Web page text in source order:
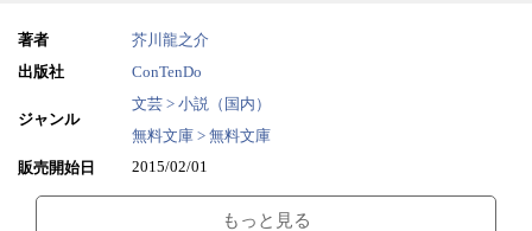
著者
芥川龍之介
出版社
ConTenDo
ジャンル
文芸 > 小説（国内）
無料文庫 > 無料文庫
販売開始日
2015/02/01
ファイルサイズ 0.99MB
もっと見る